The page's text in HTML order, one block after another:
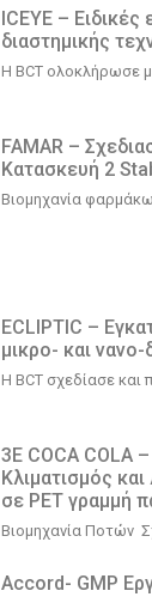
ICEYE –
διαστημικής
Η BCT ολοκλήρωσε
FAMAR –
Κατασκευή 2
Βιομηχανία
ECLIPTIC –
μικρο- και
Η BCT σχεδίασε
3E COCA COLA
Κλιματισμός
σε PET γραμμή
Βιομηχανία Ποτών
Accord- GMP